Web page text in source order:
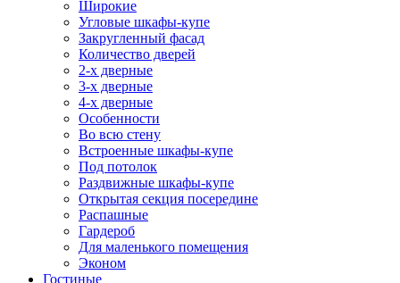
Широкие
Угловые шкафы-купе
Закругленный фасад
Количество дверей
2-х дверные
3-х дверные
4-х дверные
Особенности
Во всю стену
Встроенные шкафы-купе
Под потолок
Раздвижные шкафы-купе
Открытая секция посередине
Распашные
Гардероб
Для маленького помещения
Эконом
Гостиные